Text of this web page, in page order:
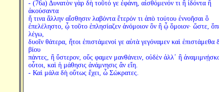
- (76a) Δυνατὸν γὰρ δὴ τοῦτό γε ἐφάνη, αἰσθόμενόν τι ἢ ἰδόντα ἢ
ἀκούσαντα
ἤ τινα ἄλλην αἴσθησιν λαβόντα ἕτερόν τι ἀπὸ τούτου ἐννοῆσαι ὃ
ἐπελέληστο, ᾧ τοῦτο ἐπλησίαζεν ἀνόμοιον ὂν ἢ ᾧ ὅμοιον· ὥστε,
λέγω,
δυοῖν θάτερα, ἤτοι ἐπιστάμενοί γε αὐτὰ γεγόναμεν καὶ ἐπιστάμεθα
βίου
πάντες, ἢ ὕστερον, οὕς φαμεν μανθάνειν, οὐδὲν ἀλλ᾽ ἢ
οὗτοι, καὶ ἡ μάθησις ἀνάμνησις ἂν εἴη.
- Καὶ μάλα δὴ οὕτως ἔχει, ὦ Σώκρατες.